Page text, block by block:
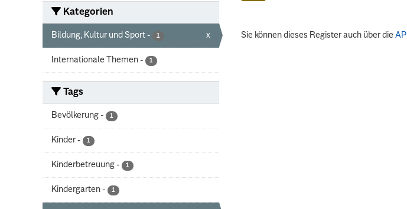
Kategorien
Bildung, Kultur und Sport - 1 x
Internationale Themen - 1
Tags
Bevölkerung - 1
Kinder - 1
Kinderbetreuung - 1
Kindergarten - 1
Sie können dieses Register auch über dieAPI